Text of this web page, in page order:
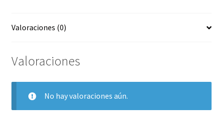
Valoraciones (0)
Valoraciones
No hay valoraciones aún.